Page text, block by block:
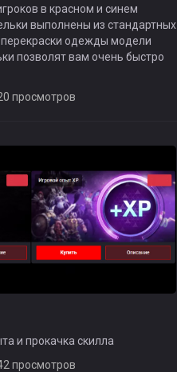
в красном и синем
выполнены из стандартных
одежды модели
позволят вам очень быстро
просмотров
и прокачка скилла
просмотров